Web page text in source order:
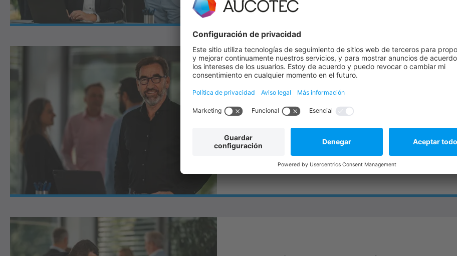
Gestor de cuentas
en toda Alemania Jornada completa
VER LOS DETALLES